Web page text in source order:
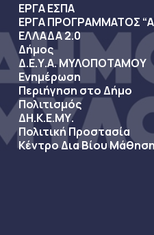
ΕΡΓΑ ΕΣΠΑ
ΕΡΓΑ ΠΡΟΓΡΑΜΜΑΤΟΣ
ΕΛΛΑΔΑ 2.0
Δήμος
Δ.Ε.Υ.Α. ΜΥΛΟΠΟΤΑΜΟΥ
Ενημέρωση
Περιήγηση στο Δήμο
Πολιτισμός
ΔΗ.Κ.Ε.ΜΥ.
Πολιτική Προστασία
Κέντρο Δια Βίου